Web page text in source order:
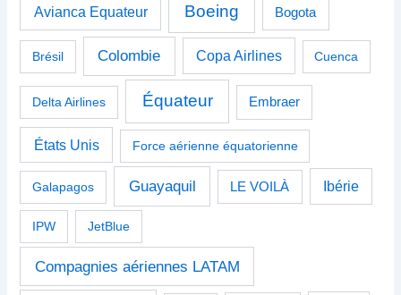
Avianca Equateur Boeing Bogota
Brésil Colombie Copa Airlines Cuenca
Delta Airlines Équateur Embraer
États Unis Force aérienne équatorienne
Galapagos Guayaquil LE VOILÀ Ibérie
IPW JetBlue
Compagnies aériennes LATAM